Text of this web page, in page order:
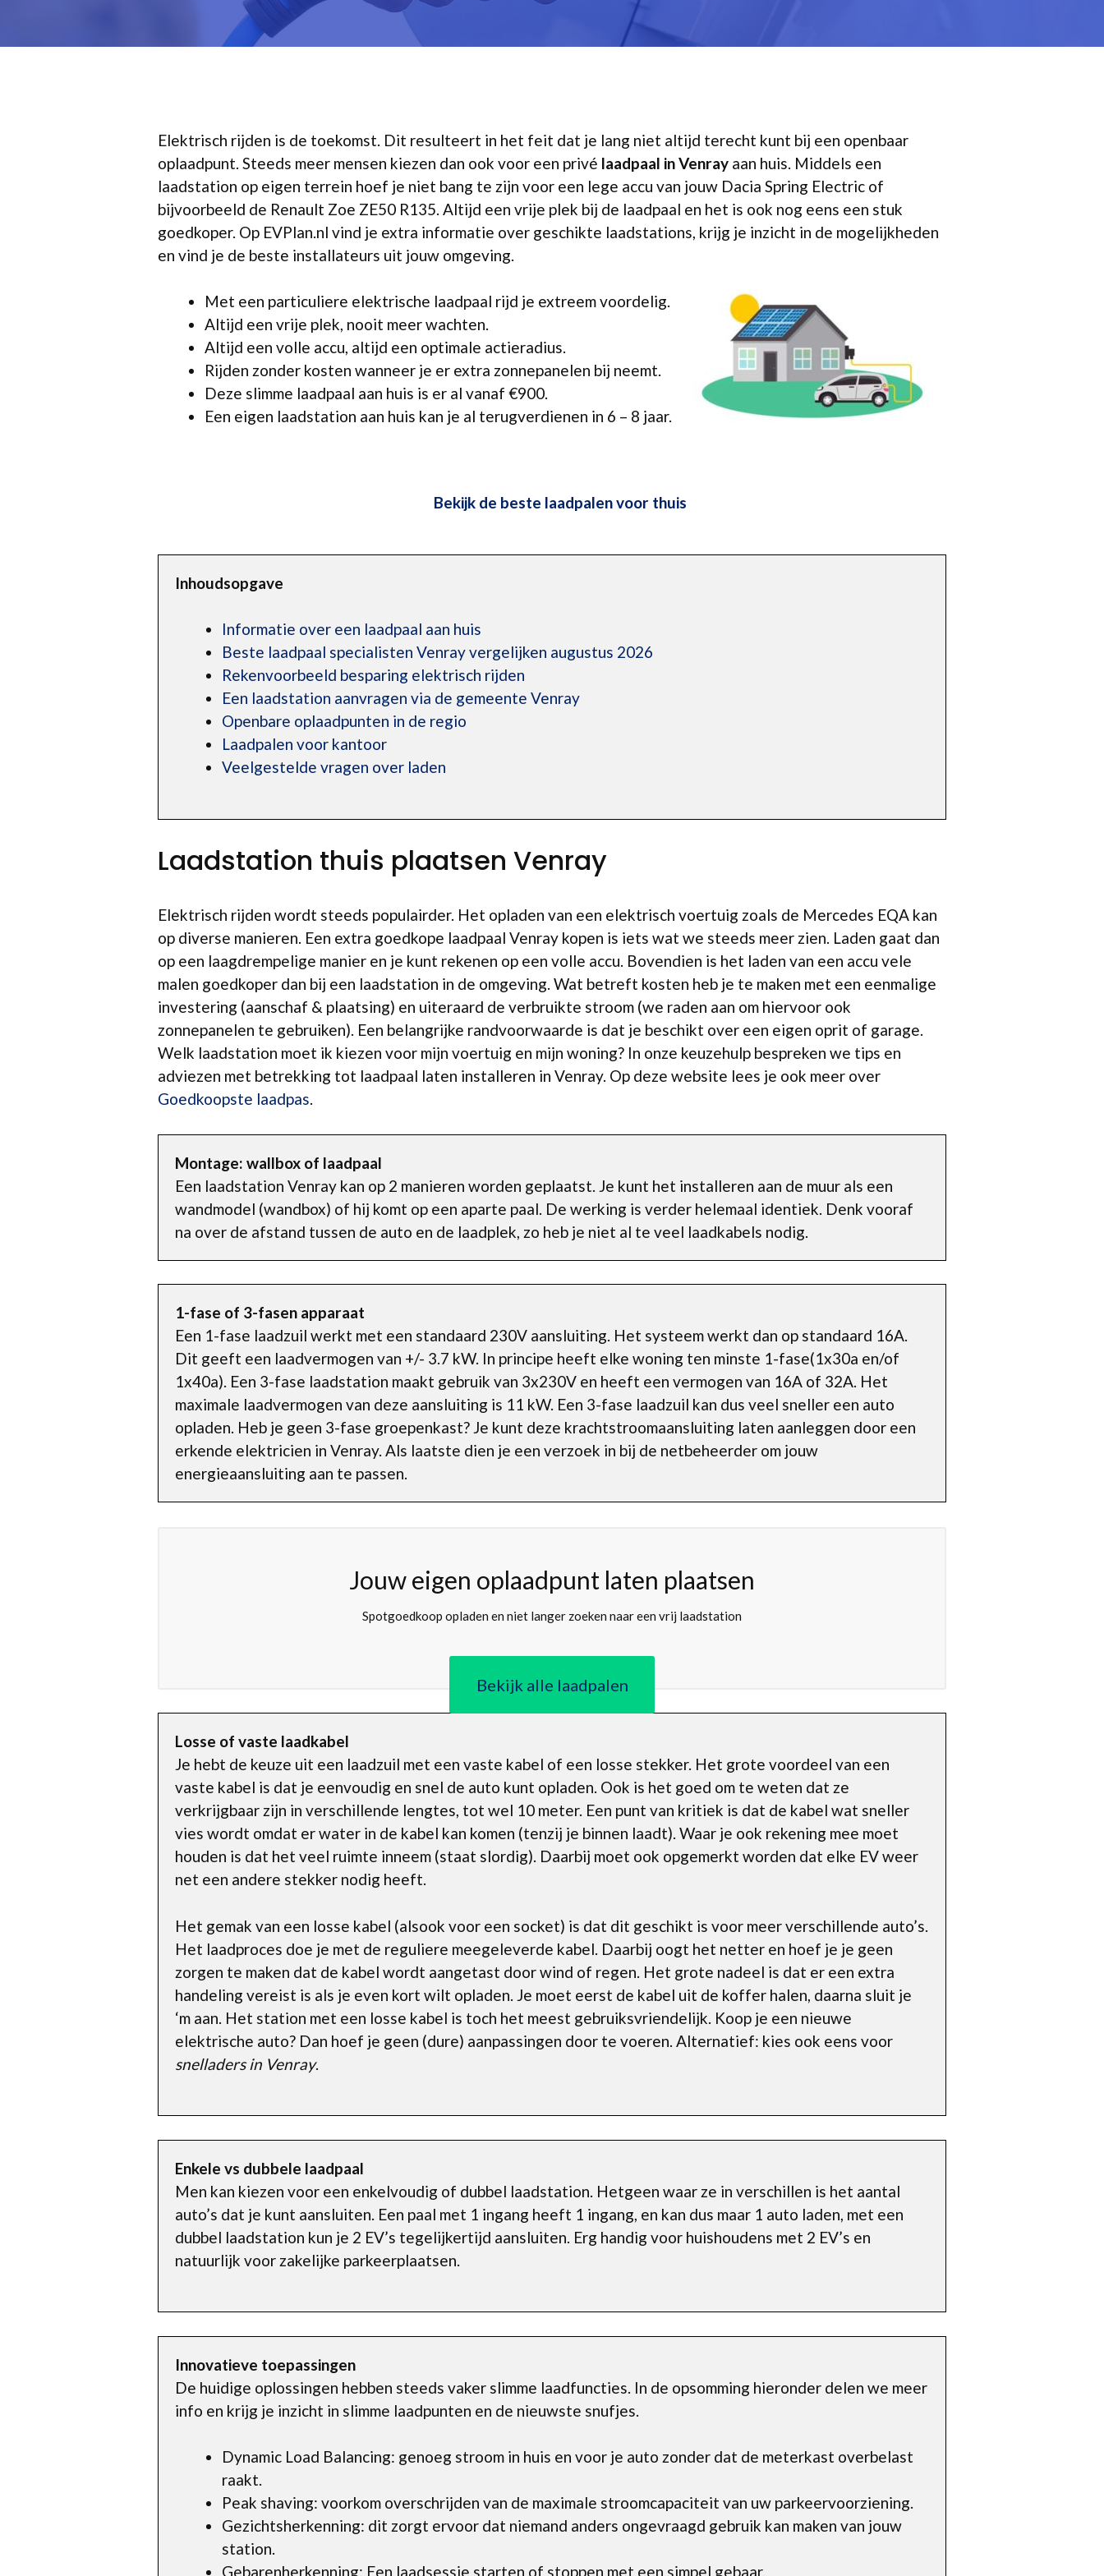
Elektrisch rijden is de toekomst. Dit resulteert in het feit dat je lang niet altijd terecht kunt bij een openbaar
oplaadpunt. Steeds meer mensen kiezen dan ook voor een privé laadpaal in Venray aan huis. Middels een
laadstation op eigen terrein hoef je niet bang te zijn voor een lege accu van jouw Dacia Spring Electric of
bijvoorbeeld de Renault Zoe ZE50 R135. Altijd een vrije plek bij de laadpaal en het is ook nog eens een stuk
goedkoper. Op EVPlan.nl vind je extra informatie over geschikte laadstations, krijg je inzicht in de mogelijkheden
en vind je de beste installateurs uit jouw omgeving.
Met een particuliere elektrische laadpaal rijd je extreem voordelig.
Altijd een vrije plek, nooit meer wachten.
Altijd een volle accu, altijd een optimale actieradius.
Rijden zonder kosten wanneer je er extra zonnepanelen bij neemt.
Deze slimme laadpaal aan huis is er al vanaf €900.
Een eigen laadstation aan huis kan je al terugverdienen in 6 – 8 jaar.
Bekijk de beste laadpalen voor thuis
Inhoudsopgave
Informatie over een laadpaal aan huis
Beste laadpaal specialisten Venray vergelijken augustus 2026
Rekenvoorbeeld besparing elektrisch rijden
Een laadstation aanvragen via de gemeente Venray
Openbare oplaadpunten in de regio
Laadpalen voor kantoor
Veelgestelde vragen over laden
Laadstation thuis plaatsen Venray
Elektrisch rijden wordt steeds populairder. Het opladen van een elektrisch voertuig zoals de Mercedes EQA kan
op diverse manieren. Een extra goedkope laadpaal Venray kopen is iets wat we steeds meer zien. Laden gaat dan
op een laagdrempelige manier en je kunt rekenen op een volle accu. Bovendien is het laden van een accu vele
malen goedkoper dan bij een laadstation in de omgeving. Wat betreft kosten heb je te maken met een eenmalige
investering (aanschaf & plaatsing) en uiteraard de verbruikte stroom (we raden aan om hiervoor ook
zonnepanelen te gebruiken). Een belangrijke randvoorwaarde is dat je beschikt over een eigen oprit of garage.
Welk laadstation moet ik kiezen voor mijn voertuig en mijn woning? In onze keuzehulp bespreken we tips en
adviezen met betrekking tot laadpaal laten installeren in Venray. Op deze website lees je ook meer over
Goedkoopste laadpas.
Montage: wallbox of laadpaal
Een laadstation Venray kan op 2 manieren worden geplaatst. Je kunt het installeren aan de muur als een
wandmodel (wandbox) of hij komt op een aparte paal. De werking is verder helemaal identiek. Denk vooraf
na over de afstand tussen de auto en de laadplek, zo heb je niet al te veel laadkabels nodig.
1-fase of 3-fasen apparaat
Een 1-fase laadzuil werkt met een standaard 230V aansluiting. Het systeem werkt dan op standaard 16A.
Dit geeft een laadvermogen van +/- 3.7 kW. In principe heeft elke woning ten minste 1-fase(1x30a en/of
1x40a). Een 3-fase laadstation maakt gebruik van 3x230V en heeft een vermogen van 16A of 32A. Het
maximale laadvermogen van deze aansluiting is 11 kW. Een 3-fase laadzuil kan dus veel sneller een auto
opladen. Heb je geen 3-fase groepenkast? Je kunt deze krachtstroomaansluiting laten aanleggen door een
erkende elektricien in Venray. Als laatste dien je een verzoek in bij de netbeheerder om jouw
energieaansluiting aan te passen.
Jouw eigen oplaadpunt laten plaatsen
Spotgoedkoop opladen en niet langer zoeken naar een vrij laadstation
Bekijk alle laadpalen
Losse of vaste laadkabel
Je hebt de keuze uit een laadzuil met een vaste kabel of een losse stekker. Het grote voordeel van een
vaste kabel is dat je eenvoudig en snel de auto kunt opladen. Ook is het goed om te weten dat ze
verkrijgbaar zijn in verschillende lengtes, tot wel 10 meter. Een punt van kritiek is dat de kabel wat sneller
vies wordt omdat er water in de kabel kan komen (tenzij je binnen laadt). Waar je ook rekening mee moet
houden is dat het veel ruimte inneem (staat slordig). Daarbij moet ook opgemerkt worden dat elke EV weer
net een andere stekker nodig heeft.
Het gemak van een losse kabel (alsook voor een socket) is dat dit geschikt is voor meer verschillende auto’s.
Het laadproces doe je met de reguliere meegeleverde kabel. Daarbij oogt het netter en hoef je je geen
zorgen te maken dat de kabel wordt aangetast door wind of regen. Het grote nadeel is dat er een extra
handeling vereist is als je even kort wilt opladen. Je moet eerst de kabel uit de koffer halen, daarna sluit je
‘m aan. Het station met een losse kabel is toch het meest gebruiksvriendelijk. Koop je een nieuwe
elektrische auto? Dan hoef je geen (dure) aanpassingen door te voeren. Alternatief: kies ook eens voor
snelladers in Venray.
Enkele vs dubbele laadpaal
Men kan kiezen voor een enkelvoudig of dubbel laadstation. Hetgeen waar ze in verschillen is het aantal
auto’s dat je kunt aansluiten. Een paal met 1 ingang heeft 1 ingang, en kan dus maar 1 auto laden, met een
dubbel laadstation kun je 2 EV’s tegelijkertijd aansluiten. Erg handig voor huishoudens met 2 EV’s en
natuurlijk voor zakelijke parkeerplaatsen.
Innovatieve toepassingen
De huidige oplossingen hebben steeds vaker slimme laadfuncties. In de opsomming hieronder delen we meer
info en krijg je inzicht in slimme laadpunten en de nieuwste snufjes.
Dynamic Load Balancing: genoeg stroom in huis en voor je auto zonder dat de meterkast overbelast
raakt.
Peak shaving: voorkom overschrijden van de maximale stroomcapaciteit van uw parkeervoorziening.
Gezichtsherkenning: dit zorgt ervoor dat niemand anders ongevraagd gebruik kan maken van jouw
station.
Gebarenherkenning: Een laadsessie starten of stoppen met een simpel gebaar.